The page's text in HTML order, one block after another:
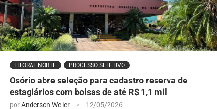
LITORAL NORTE PROCESSO SELETIVO
Osório abre seleção para cadastro reserva de
estagiários com bolsas de até R$ 1,1 mil
porAnderson Weiler 12/05/2026